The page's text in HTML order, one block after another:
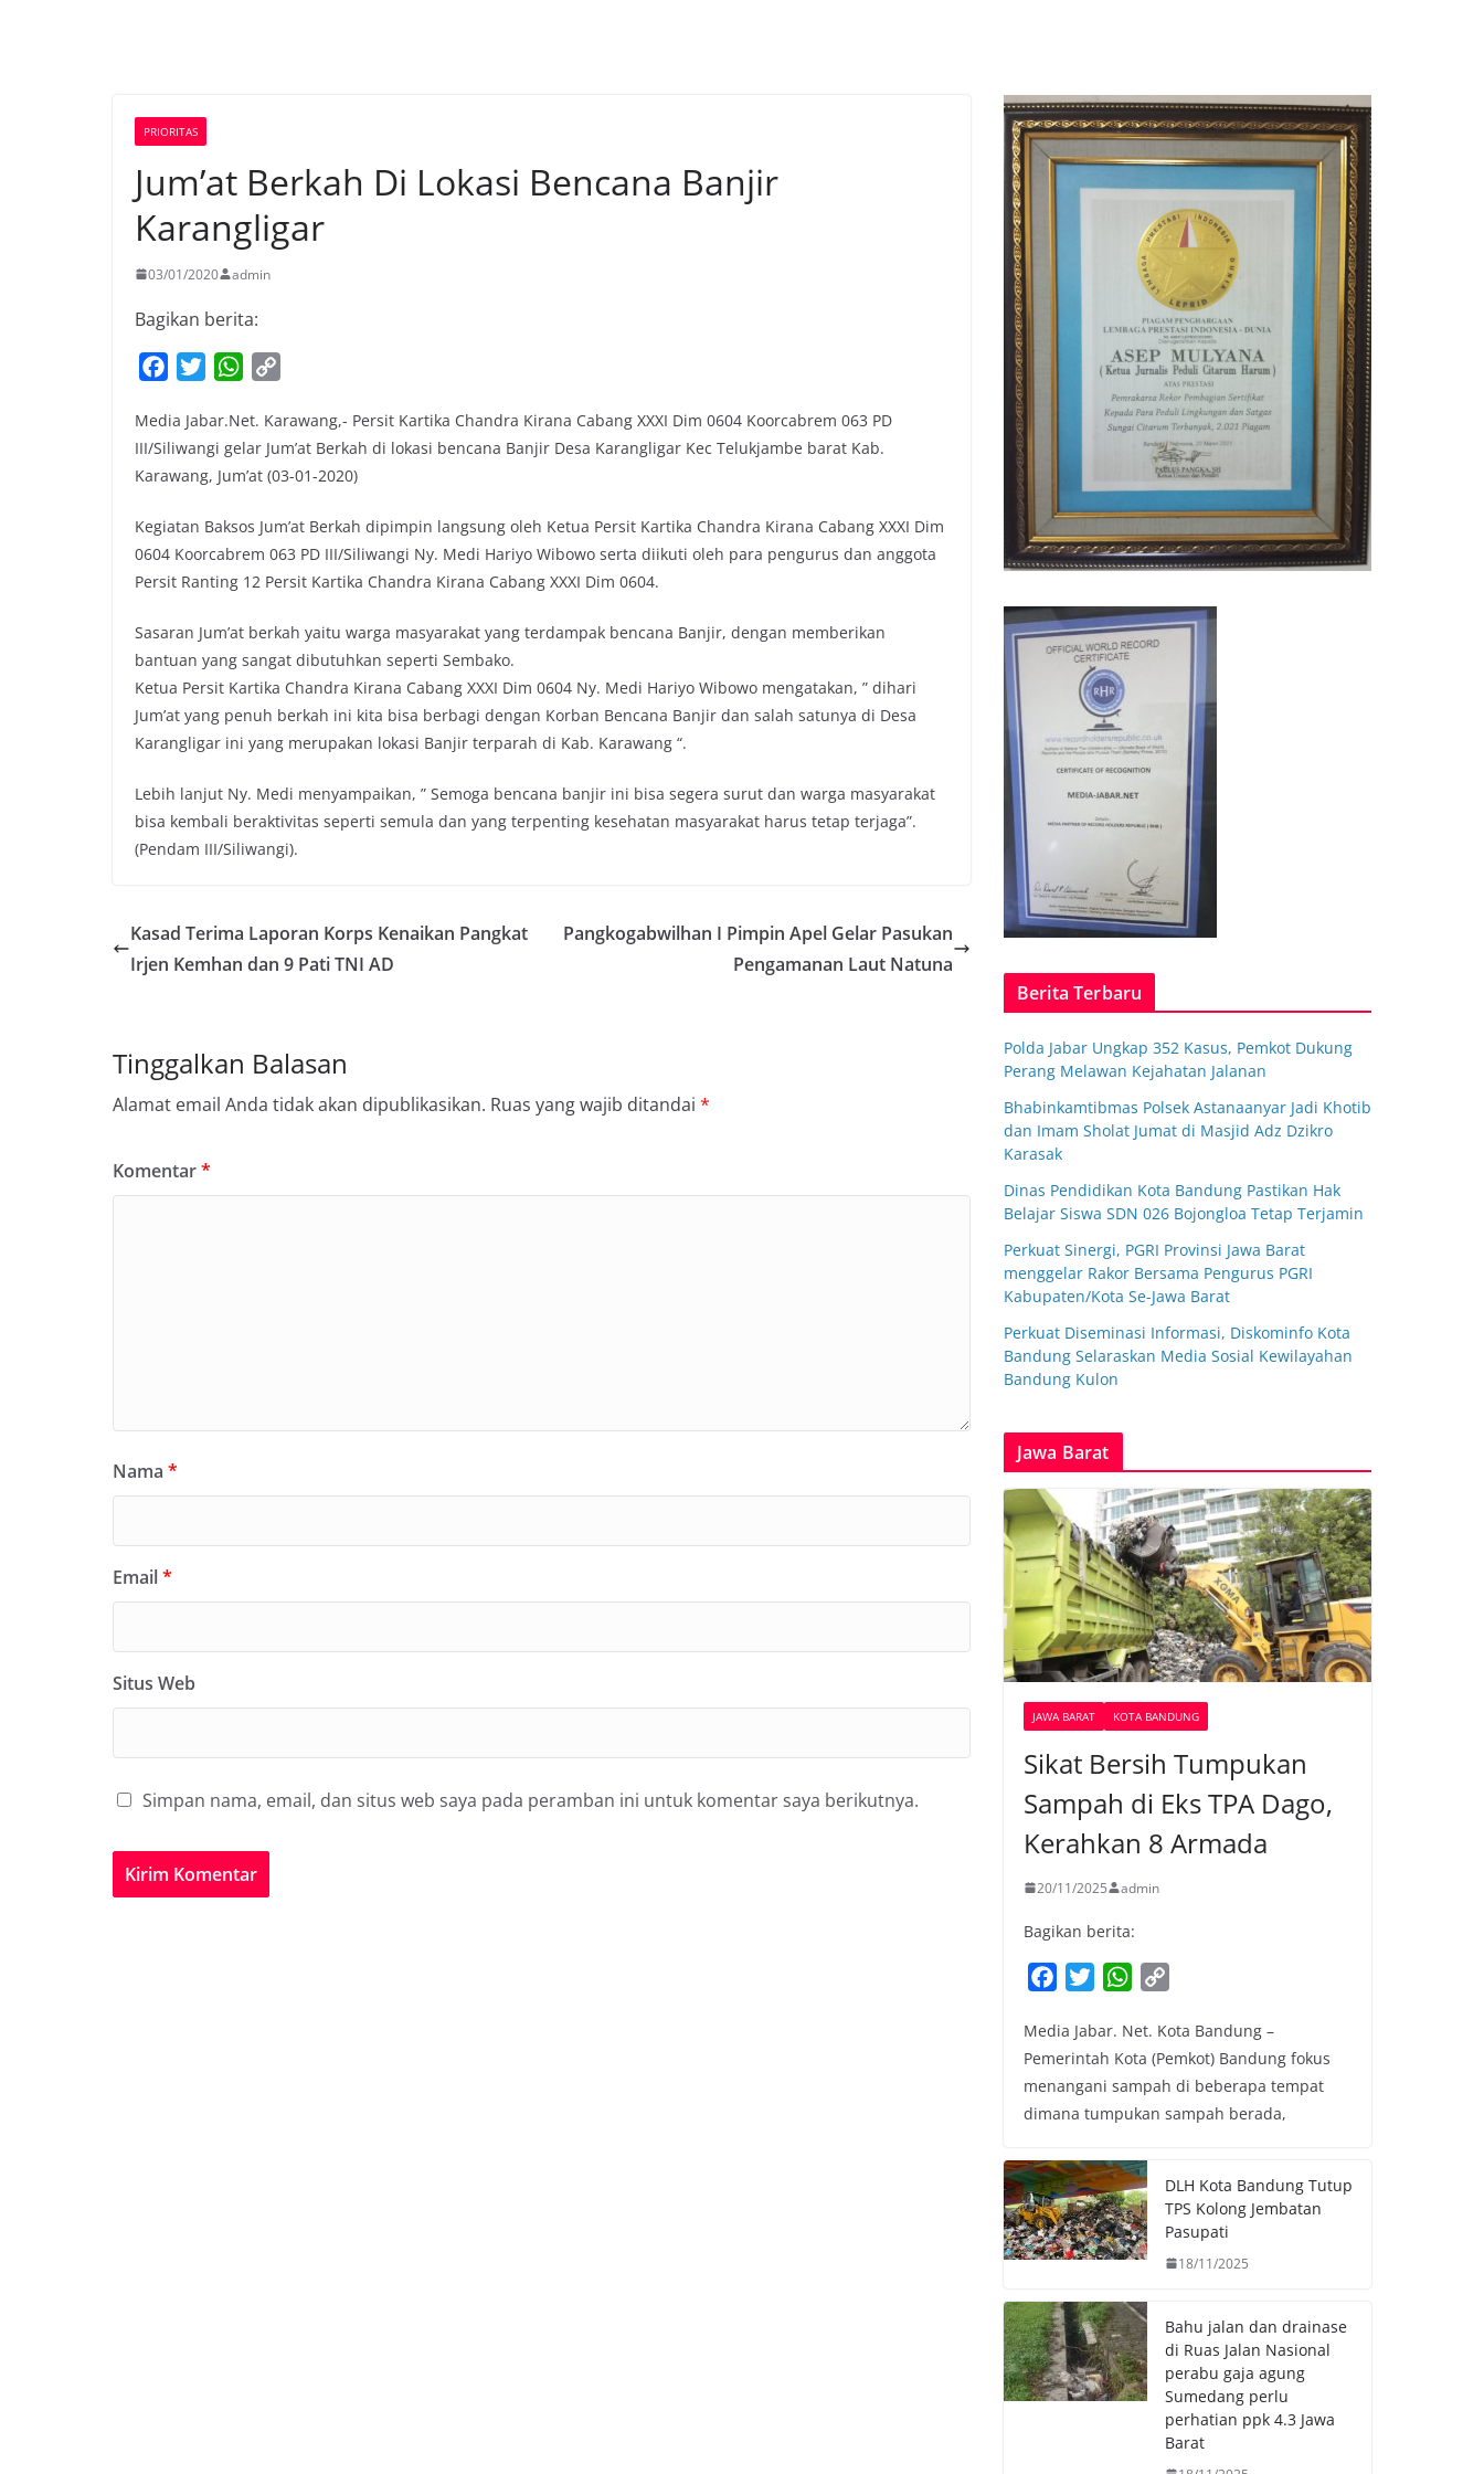
PRIORITAS
Jum’at Berkah Di Lokasi Bencana Banjir
Karangligar
03/01/2020 admin
Bagikan berita:
c
e
b
o
k
i
t
t
r
W
a
t
s
p
p
p
y
L
n
k
Media Jabar.Net. Karawang,- Persit Kartika Chandra Kirana Cabang XXXI Dim 0604 Koorcabrem 063 PD
III/Siliwangi gelar Jum’at Berkah di lokasi bencana Banjir Desa Karangligar Kec Telukjambe barat Kab.
Karawang, Jum’at (03-01-2020)
Kegiatan Baksos Jum’at Berkah dipimpin langsung oleh Ketua Persit Kartika Chandra Kirana Cabang XXXI Dim
0604 Koorcabrem 063 PD III/Siliwangi Ny. Medi Hariyo Wibowo serta diikuti oleh para pengurus dan anggota
Persit Ranting 12 Persit Kartika Chandra Kirana Cabang XXXI Dim 0604.
Sasaran Jum’at berkah yaitu warga masyarakat yang terdampak bencana Banjir, dengan memberikan
bantuan yang sangat dibutuhkan seperti Sembako.
Ketua Persit Kartika Chandra Kirana Cabang XXXI Dim 0604 Ny. Medi Hariyo Wibowo mengatakan, ” dihari
Jum’at yang penuh berkah ini kita bisa berbagi dengan Korban Bencana Banjir dan salah satunya di Desa
Karangligar ini yang merupakan lokasi Banjir terparah di Kab. Karawang “.
Lebih lanjut Ny. Medi menyampaikan, ” Semoga bencana banjir ini bisa segera surut dan warga masyarakat
bisa kembali beraktivitas seperti semula dan yang terpenting kesehatan masyarakat harus tetap terjaga”.
(Pendam III/Siliwangi).
Kasad Terima Laporan Korps Kenaikan Pangkat
Irjen Kemhan dan 9 Pati TNI AD
Pangkogabwilhan I Pimpin Apel Gelar Pasukan
Pengamanan Laut Natuna
Tinggalkan Balasan
Alamat email Anda tidak akan dipublikasikan. Ruas yang wajib ditandai *
Komentar*
Nama *
Email*
Situs Web
Simpan nama, email, dan situs web saya pada peramban ini untuk komentar saya berikutnya.
Berita Terbaru
Polda Jabar Ungkap 352 Kasus, Pemkot Dukung
Perang Melawan Kejahatan Jalanan
Bhabinkamtibmas Polsek Astanaanyar Jadi Khotib
dan Imam Sholat Jumat di Masjid Adz Dzikro
Karasak
Dinas Pendidikan Kota Bandung Pastikan Hak
Belajar Siswa SDN 026 Bojongloa Tetap Terjamin
Perkuat Sinergi, PGRI Provinsi Jawa Barat
menggelar Rakor Bersama Pengurus PGRI
Kabupaten/Kota Se-Jawa Barat
Perkuat Diseminasi Informasi, Diskominfo Kota
Bandung Selaraskan Media Sosial Kewilayahan
Bandung Kulon
Jawa Barat
JAWA BARAT KOTA BANDUNG
Sikat Bersih Tumpukan
Sampah di Eks TPA Dago,
Kerahkan 8 Armada
20/11/2025 admin
Bagikan berita:
c
e
b
o
k
i
t
t
e
W
a
t
s
A
p
p
y
L
i
k
Media Jabar. Net. Kota Bandung –
Pemerintah Kota (Pemkot) Bandung fokus
menangani sampah di beberapa tempat
dimana tumpukan sampah berada,
DLH Kota Bandung Tutup
TPS Kolong Jembatan
Pasupati
18/11/2025
Bahu jalan dan drainase
di Ruas Jalan Nasional
perabu gaja agung
Sumedang perlu
perhatian ppk 4.3 Jawa
Barat